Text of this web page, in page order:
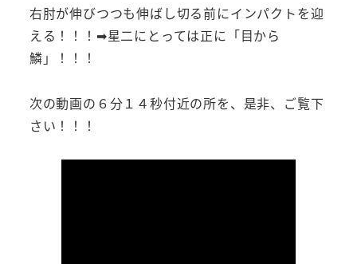
右肘が伸びつつも伸ばし切る前にインパクトを迎
える！！！➡星二にとっては正に「目から
鱗」！！！
次の動画の６分１４秒付近の所を、是非、ご覧下
さい！！！